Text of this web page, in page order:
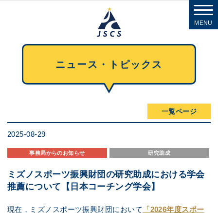
MENU
ニュース・トピックス
一覧ページ
2025-08-29
事務局からのお知らせ 研究助成
ミズノスポーツ振興財団の研究助成における学会
推薦について【日本コーチング学会】
現在，ミズノスポーツ振興財団において
「2026年度スポー